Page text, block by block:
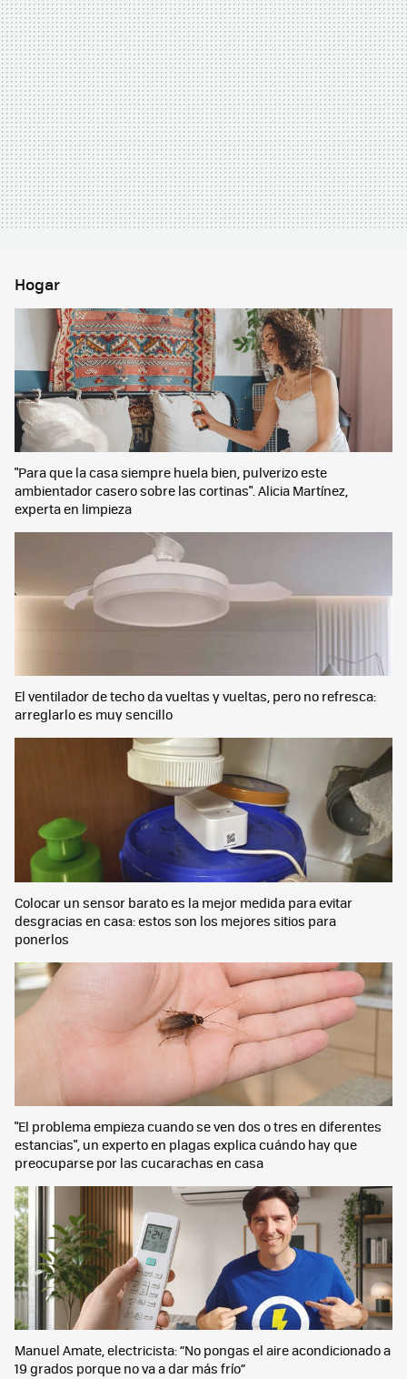
Hogar
"Para que la casa siempre huela bien, pulverizo este
ambientador casero sobre las cortinas". Alicia Martínez,
experta en limpieza
El ventilador de techo da vueltas y vueltas, pero no refresca:
arreglarlo es muy sencillo
Colocar un sensor barato es la mejor medida para evitar
desgracias en casa: estos son los mejores sitios para
ponerlos
"El problema empieza cuando se ven dos o tres en diferentes
estancias", un experto en plagas explica cuándo hay que
preocuparse por las cucarachas en casa
Manuel Amate, electricista: “No pongas el aire acondicionado a
19 grados porque no va a dar más frío”